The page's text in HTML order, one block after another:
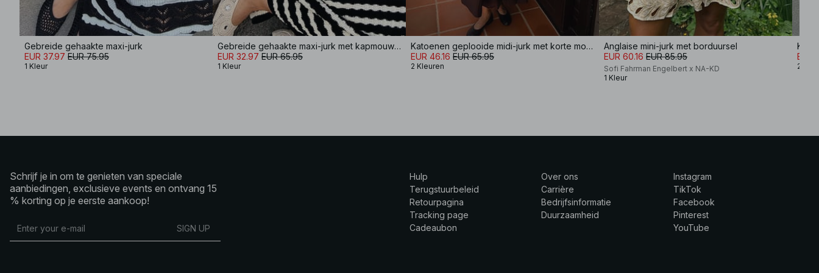
Gebreide gehaakte maxi-jurk
EUR 37.97 EUR 75.95
1 Kleur
Gebreide gehaakte maxi-jurk met kapmouwen
EUR 32.97 EUR 65.95
1 Kleur
Katoenen geplooide midi-jurk met korte mouwen
EUR 46.16 EUR 65.95
2 Kleuren
Anglaise mini-jurk met borduursel
EUR 60.16 EUR 85.95
Sofi Fahrman Engelbert x NA-KD
1 Kleur
EUR
2
Schrijf je in om te genieten van speciale
aanbiedingen, exclusieve events en ontvang 15
% korting op je eerste aankoop!
SIGN UP
Hulp
Terugstuurbeleid
Retourpagina
Tracking page
Cadeaubon
Over ons
Carrière
Bedrijfsinformatie
Duurzaamheid
Instagram
TikTok
Facebook
Pinterest
YouTube